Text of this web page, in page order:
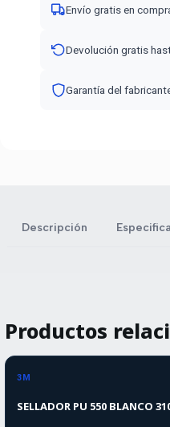
Envío gratis en
Devolución gratis
Garantía del
Descripción
Productos
3M
SELLADOR PU 550 BLANCO